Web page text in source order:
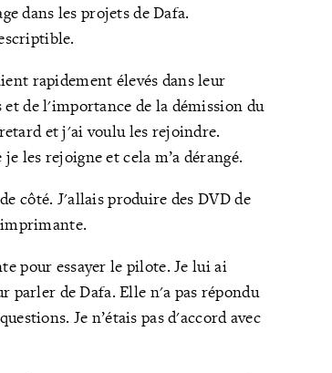
dans les projets de Dafa.
rapidement élevés dans leur
de l'importance de la démission du
et j'ai voulu les rejoindre.
les rejoigne et cela m’a dérangé.
côté. J'allais produire des DVD de
pour essayer le pilote. Je lui ai
parler de Dafa. Elle n'a pas répondu
Je n’étais pas d'accord avec